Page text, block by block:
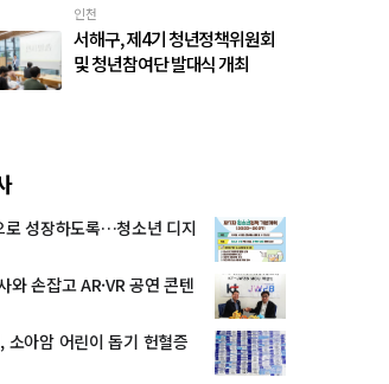
인천
서해구, 제4기 청년정책위원회
및 청년참여단 발대식 개최
로 성장하도록…청소년 디지
와 손잡고 AR·VR 공연 콘텐
소아암 어린이 돕기 헌혈증